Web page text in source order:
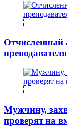
Отчисленный
Мужчину,
проверят на